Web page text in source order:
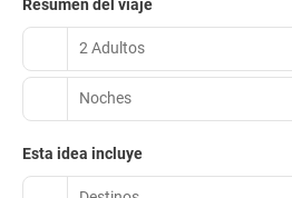
Resumen del viaje
2 Adultos
Noches
Esta idea incluye